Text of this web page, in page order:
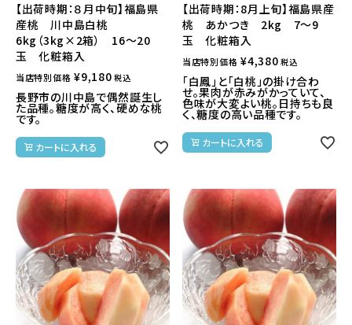
【出荷時期：８月中旬】福島県
産桃 川中島白桃
6kg（3kg×2箱） 16～20
玉 化粧箱入
当店特別価格 ¥9,180 税込
長野市の川中島で偶然誕生し
た品種。糖度が高く、硬めな桃
です。
カートに入れる
【出荷時期：8月上旬】福島県産
桃 あかつき 2kg 7～9
玉 化粧箱入
当店特別価格 ¥4,380 税込
「白鳳」と「白桃」の掛け合わ
せ。果肉が赤みがかっていて、
色味が大変よい桃。日持ちも良
く、糖度の高い品種です。
カートに入れる